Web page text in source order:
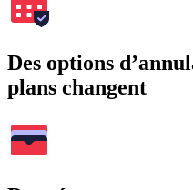
Des options
plans changent